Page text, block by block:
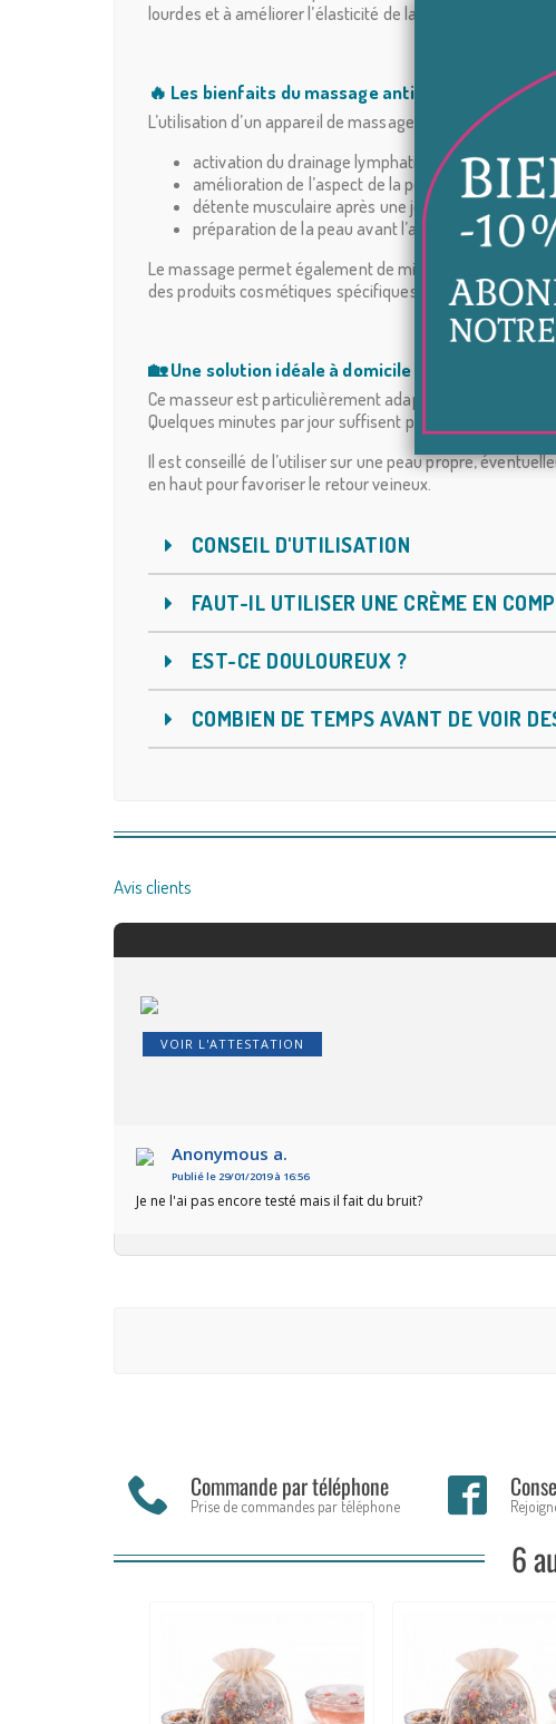
lourdes et à améliorer l’élasticité de la peau. Utilisé
🔥 Les bienfaits du massage anticellulite
L’utilisation d’un appareil de massage anticellulite
activation du drainage lymphatique
amélioration de l’aspect de la peau
détente musculaire après une journée fatigante
préparation de la peau avant l’application de soins
Le massage permet également de mieux faire pénétrer
des produits cosmétiques spécifiques.
🏡 Une solution idéale à domicile
Ce masseur est particulièrement adapté à une
Quelques minutes par jour suffisent pour intégrer cet
Il est conseillé de l’utiliser sur une peau propre,
en haut pour favoriser le retour veineux.
CONSEIL D'UTILISATION
FAUT-IL UTILISER UNE CRÈME EN
EST-CE DOULOUREUX ?
COMBIEN DE TEMPS AVANT DE VOIR
Avis clients
VOIR L'ATTESTATION
Anonymous a.
Publié le 29/01/2019 à 16:56
Je ne l'ai pas encore testé mais il fait du bruit?
Commande par téléphone
Prise de commandes par téléphone
6